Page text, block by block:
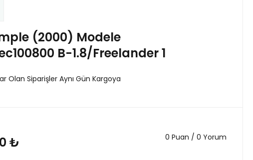
(2000) Modele
B-1.8/Freelander 1
Olan Siparişler Aynı Gün Kargoya
₺ 0 Puan / 0 Yorum